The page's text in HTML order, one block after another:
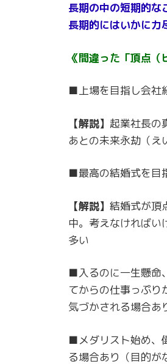
長期の中の短期的な
長期的にはいかに力
《間違った「頂点（
■上場を目指し会社
【解説】 起業社長の
あとの未来永劫（え
■最高の結婚式を目
【解説】 結婚式が頂
中。考えなければい
多い
■入るのに一生懸命
てからの仕事っぷり
気づかされる場合あ
■メダリスト始め、
る場合あり（目的が